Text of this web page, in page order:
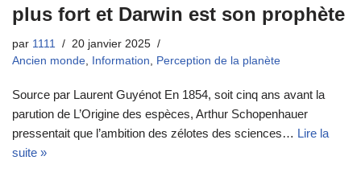
plus fort et Darwin est son prophète
par 1111
20 janvier 2025
Ancien monde, Information, Perception de la planète
Source par Laurent Guyénot En 1854, soit cinq ans avant la
parution de L’Origine des espèces, Arthur Schopenhauer
pressentait que l’ambition des zélotes des sciences… Lire la
suite »